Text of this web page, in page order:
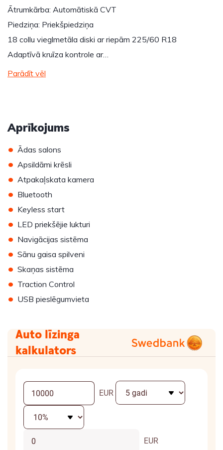
Ātrumkārba: Automātiskā CVT
Piedziņa: Priekšpiedziņa
18 collu vieglmetāla diski ar riepām 225/60 R18
Adaptīvā kruīza kontrole ar…
Parādīt vēl
Aprīkojums
• Ādas salons
• Apsildāmi krēsli
• Atpakaļskata kamera
• Bluetooth
• Keyless start
• LED priekšējie lukturi
• Navigācijas sistēma
• Sānu gaisa spilveni
• Skaņas sistēma
• Traction Control
• USB pieslēgumvieta